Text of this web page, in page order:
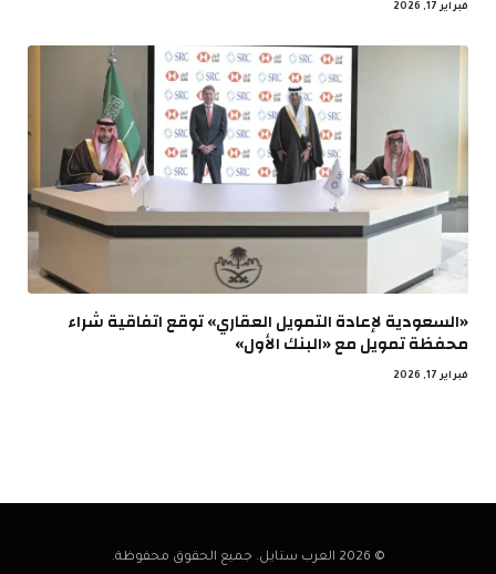
فبراير 17, 2026
«السعودية لإعادة التمويل العقاري» توقع اتفاقية شراء
محفظة تمويل مع «البنك الأول»
فبراير 17, 2026
© 2026 العرب ستايل. جميع الحقوق محفوظة.